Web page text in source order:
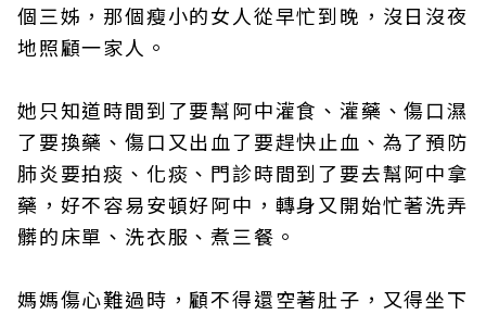
個三姊，那個瘦小的女人從早忙到晚，沒日沒夜
地照顧一家人。
她只知道時間到了要幫阿中灌食、灌藥、傷口濕
了要換藥、傷口又出血了要趕快止血、為了預防
肺炎要拍痰、化痰、門診時間到了要去幫阿中拿
藥，好不容易安頓好阿中，轉身又開始忙著洗弄
髒的床單、洗衣服、煮三餐。
媽媽傷心難過時，顧不得還空著肚子，又得坐下